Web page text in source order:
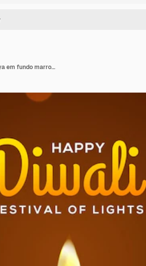
Projeto diwali feliz com elementos de lâmpada de óleo diya em fundo marrom rangoli, efeito bokeh cintilante